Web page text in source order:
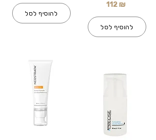
להוסיף לסל
112 ₪
להוסיף לסל